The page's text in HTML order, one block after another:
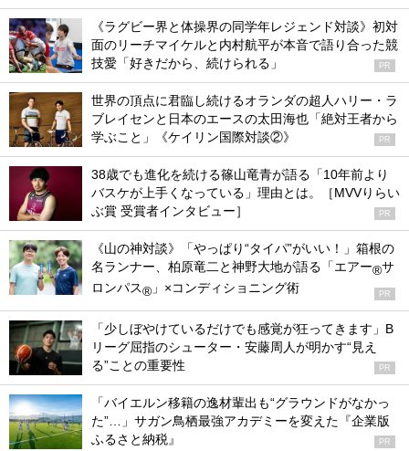
《ラグビー界と体操界の同学年レジェンド対談》初対
面のリーチマイケルと内村航平が本音で語り合った競
技愛「好きだから、続けられる」
PR
世界の頂点に君臨し続けるオランダの超人ハリー・ラ
ブレイセンと日本のエースの太田海也「絶対王者から
学ぶこと」《ケイリン国際対談②》
PR
38歳でも進化を続ける篠山竜青が語る「10年前より
バスケが上手くなっている」理由とは。［MVVりらい
ぶ賞 受賞者インタビュー］
PR
《山の神対談》「やっぱり“タイパ”がいい！」箱根の
名ランナー、柏原竜二と神野大地が語る「エアー®サ
ロンパス® 」×コンディショニング術 PR
「少しぼやけているだけでも感覚が狂ってきます」B
リーグ屈指のシューター・安藤周人が明かす“見え
る”ことの重要性
PR
「バイエルン移籍の逸材輩出も“グラウンドがなかっ
た”…」サガン鳥栖最強アカデミーを変えた『企業版
ふるさと納税』
PR